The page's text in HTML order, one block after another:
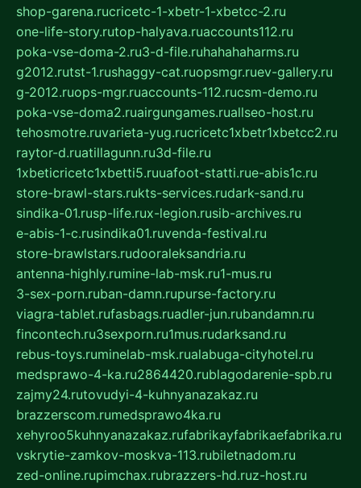
shop-garena.rucricetc-1-xbetr-1-xbetcc-2.ru
one-life-story.rutop-halyava.ruaccounts112.ru
poka-vse-doma-2.ru3-d-file.ruhahahaharms.ru
g2012.rutst-1.rushaggy-cat.ruopsmgr.ruev-gallery.ru
g-2012.ruops-mgr.ruaccounts-112.rucsm-demo.ru
poka-vse-doma2.ruairgungames.ruallseo-host.ru
tehosmotre.ruvarieta-yug.rucricetc1xbetr1xbetcc2.ru
raytor-d.ruatillagunn.ru3d-file.ru
1xbeticricetc1xbetti5.ruuafoot-statti.rue-abis1c.ru
store-brawl-stars.rukts-services.rudark-sand.ru
sindika-01.rusp-life.rux-legion.rusib-archives.ru
e-abis-1-c.rusindika01.ruvenda-festival.ru
store-brawlstars.rudooraleksandria.ru
antenna-highly.rumine-lab-msk.ru1-mus.ru
3-sex-porn.ruban-damn.rupurse-factory.ru
viagra-tablet.rufasbags.ruadler-jun.rubandamn.ru
fincontech.ru3sexporn.ru1mus.rudarksand.ru
rebus-toys.ruminelab-msk.rualabuga-cityhotel.ru
medsprawo-4-ka.ru2864420.rublagodarenie-spb.ru
zajmy24.rutovudyi-4-kuhnyanazakaz.ru
brazzerscom.rumedsprawo4ka.ru
xehyroo5kuhnyanazakaz.rufabrikayfabrikaefabrika.ru
vskrytie-zamkov-moskva-113.rubiletnadom.ru
zed-online.rupimchax.rubrazzers-hd.ruz-host.ru